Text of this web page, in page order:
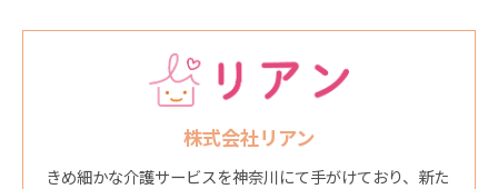
株式会社リアン
きめ細かな介護サービスを神奈川にて手がけており、新た